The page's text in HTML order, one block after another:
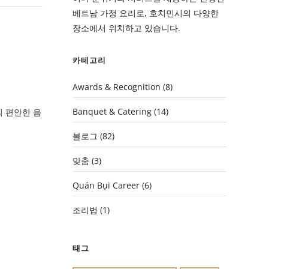
편안한 음
베트남 가정 요리로, 호치민시의 다양한
장소에서 위치하고 있습니다.
카테고리
Awards & Recognition (8)
Banquet & Catering (14)
블로그 (82)
맞춤 (3)
Quán Bụi Career (6)
조리법 (1)
태그